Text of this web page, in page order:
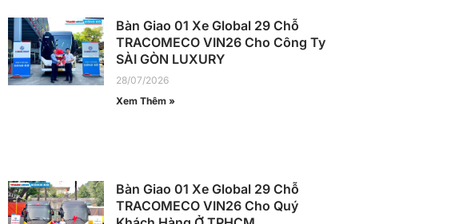
Bàn Giao 01 Xe Global 29 Chỗ
TRACOMECO VIN26 Cho Công Ty
SÀI GÒN LUXURY
28/07/2026
Xem Thêm »
Bàn Giao 01 Xe Global 29 Chỗ
TRACOMECO VIN26 Cho Quý